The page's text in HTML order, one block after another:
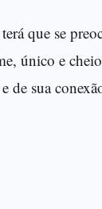
que se
único e
de sua